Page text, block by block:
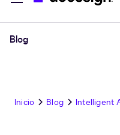
Blog
Inicio Blog Intelligent